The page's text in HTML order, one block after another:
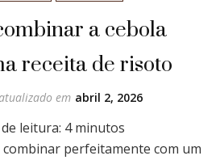
a cebola
receita de risoto
em abril 2, 2026
leitura: 4 minutos
perfeitamente com um